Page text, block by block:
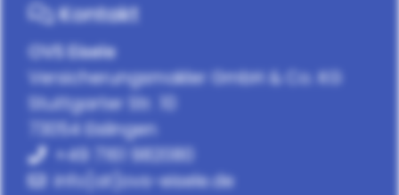
Kontakt
OVS Eisele
Versicherungsmakler GmbH & Co. KG
Stuttgarter Str. 10
73054 Eislingen
+49 7161 982080
info[at]ovs-eisele.de